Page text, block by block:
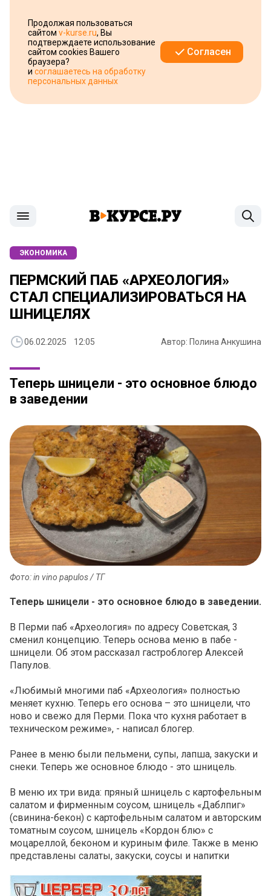
Продолжая пользоваться
сайтом v-kurse.ru, Вы
подтверждаете использование
сайтом cookies Вашего
браузера?
и соглашаетесь на обработку
персональных данных
Согласен
ЭКОНОМИКА
ПЕРМСКИЙ ПАБ «АРХЕОЛОГИЯ»
СТАЛ СПЕЦИАЛИЗИРОВАТЬСЯ НА
ШНИЦЕЛЯХ
06.02.2025 12:05 Автор: Полина Анкушина
Теперь шницели - это основное блюдо
в заведении
Фото: in vino papulos / ТГ
Теперь шницели - это основное блюдо в заведении.
В Перми паб «Археология» по адресу Советская, 3
сменил концепцию. Теперь основа меню в пабе -
шницели. Об этом рассказал гастроблогер Алексей
Папулов.
«Любимый многими паб «Археология» полностью
меняет кухню. Теперь его основа – это шницели, что
ново и свежо для Перми. Пока что кухня работает в
техническом режиме», - написал блогер.
Ранее в меню были пельмени, супы, лапша, закуски и
снеки. Теперь же основное блюдо - это шницель.
В меню их три вида: пряный шницель с картофельным
салатом и фирменным соусом, шницель «Даблпиг»
(свинина-бекон) с картофельным салатом и авторским
томатным соусом, шницель «Кордон блю» с
моцареллой, беконом и куриным филе. Также в меню
представлены салаты, закуски, соусы и напитки